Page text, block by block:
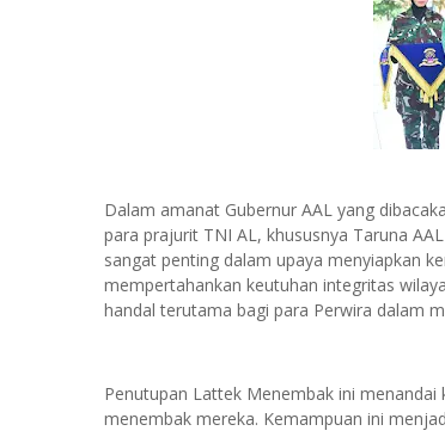
Dalam amanat Gubernur AAL yang
para prajurit TNI AL, khususnya Taruna
sangat penting dalam upaya menyiapkan
mempertahankan keutuhan integritas
handal terutama bagi para Perwira dalam
Penutupan Lattek Menembak ini
menembak mereka. Kemampuan ini